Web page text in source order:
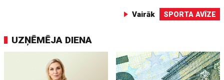
Vairāk SPORTA AVĪZE
UZŅĒMĒJA DIENA